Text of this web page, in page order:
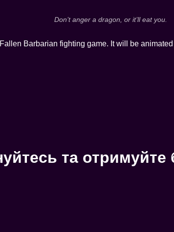
Don’t anger a dragon, or it’ll eat you.
Barbarian fighting game. It will be
та отримуйте